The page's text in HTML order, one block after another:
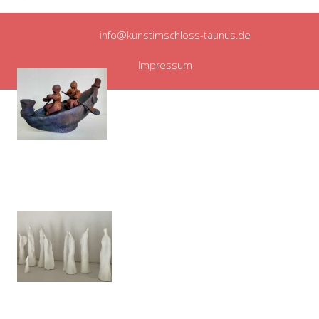
info@kunstimschloss-taunus.de
Impressum